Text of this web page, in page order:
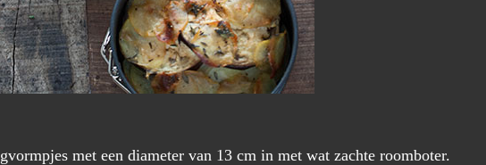
met een diameter van 13 cm in met wat zachte roomboter.